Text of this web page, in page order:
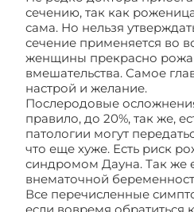
сечению, так как
сама. Но нельзя
сечение применяется во
женщины прекрасно
вмешательства. Самое
настрой и желание.
Послеродовые
правило, до 20%, так же,
патологии могут
что еще хуже. Есть риск
синдромом Дауна. Так же
внематочной
Все перечисленные